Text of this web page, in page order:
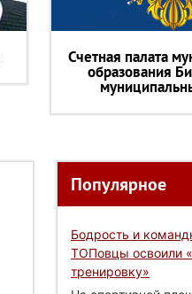
Счетная палата
образования
Популярное
Бодрость и
ТОПовцы освоили
тренировку»